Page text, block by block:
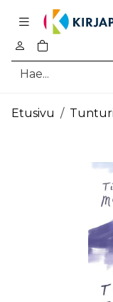
0
tuotetta
Pääsisältö
Etusivu